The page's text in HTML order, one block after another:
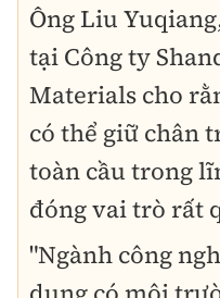
Ông Liu
tại Công ty
Materials cho
có thể giữ chân
toàn cầu trong
đóng vai trò rất
"Ngành công